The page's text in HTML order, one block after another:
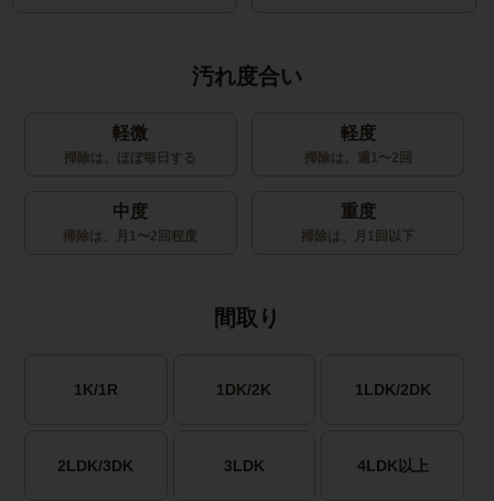
汚れ度合い
軽微
掃除は、ほぼ毎日する
軽度
掃除は、週1〜2回
中度
掃除は、月1〜2回程度
重度
掃除は、月1回以下
間取り
1K/1R 1DK/2K 1LDK/2DK
2LDK/3DK 3LDK 4LDK以上